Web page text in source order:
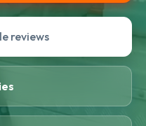
reviews